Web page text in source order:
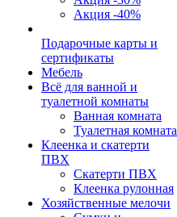
Акция -40%
Подарочные карты и
сертификаты
Мебель
Всё для ванной и
туалетной комнаты
Ванная комната
Туалетная комната
Клеенка и скатерти
ПВХ
Скатерти ПВХ
Клеенка рулонная
Хозяйственные мелочи